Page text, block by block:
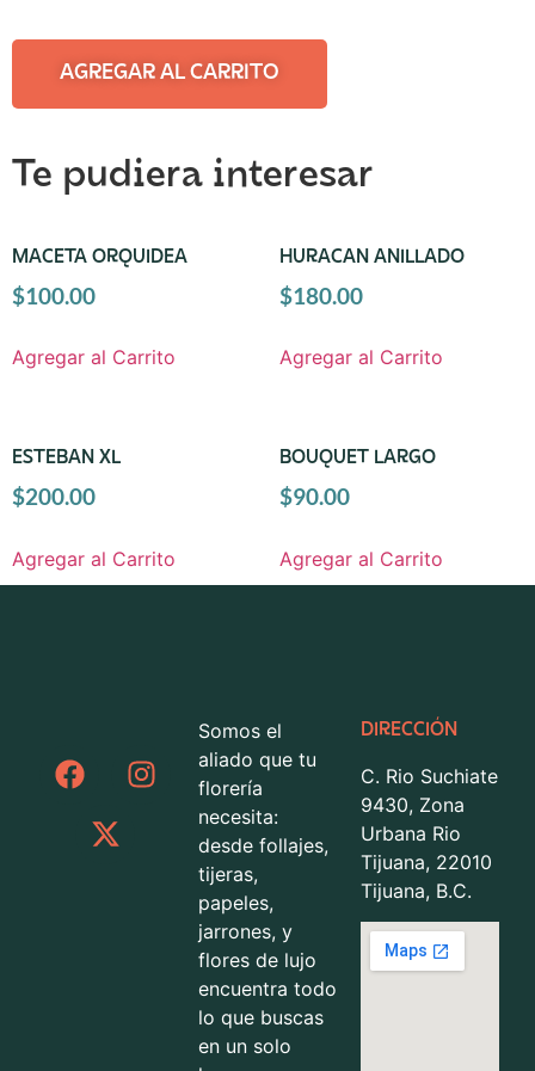
AGREGAR AL CARRITO
Te pudiera interesar
MACETA ORQUIDEA
$100.00
Agregar al Carrito
HURACAN ANILLADO
$180.00
Agregar al Carrito
ESTEBAN XL
$200.00
Agregar al Carrito
BOUQUET LARGO
$90.00
Agregar al Carrito
Somos el
aliado que tu
florería
necesita:
desde follajes,
tijeras,
papeles,
jarrones, y
flores de lujo
encuentra todo
lo que buscas
en un solo
DIRECCIÓN
C. Rio Suchiate
9430, Zona
Urbana Rio
Tijuana, 22010
Tijuana, B.C.